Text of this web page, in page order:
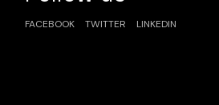
FACEBOOK TWITTER LINKEDIN